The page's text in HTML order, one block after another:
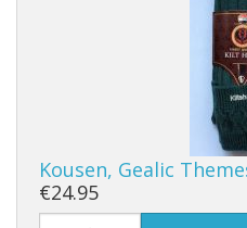
Kousen, Gealic
€24.95